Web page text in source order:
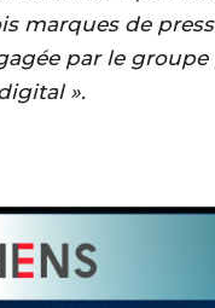
marques de
par le
».